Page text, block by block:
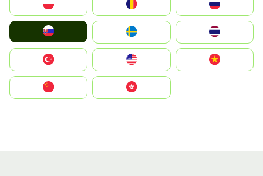
United States
中國香港特別行政區